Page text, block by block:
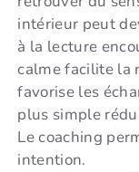
intérieur peut
à la lecture
calme facilite la
favorise les
plus simple
Le coaching
intention.